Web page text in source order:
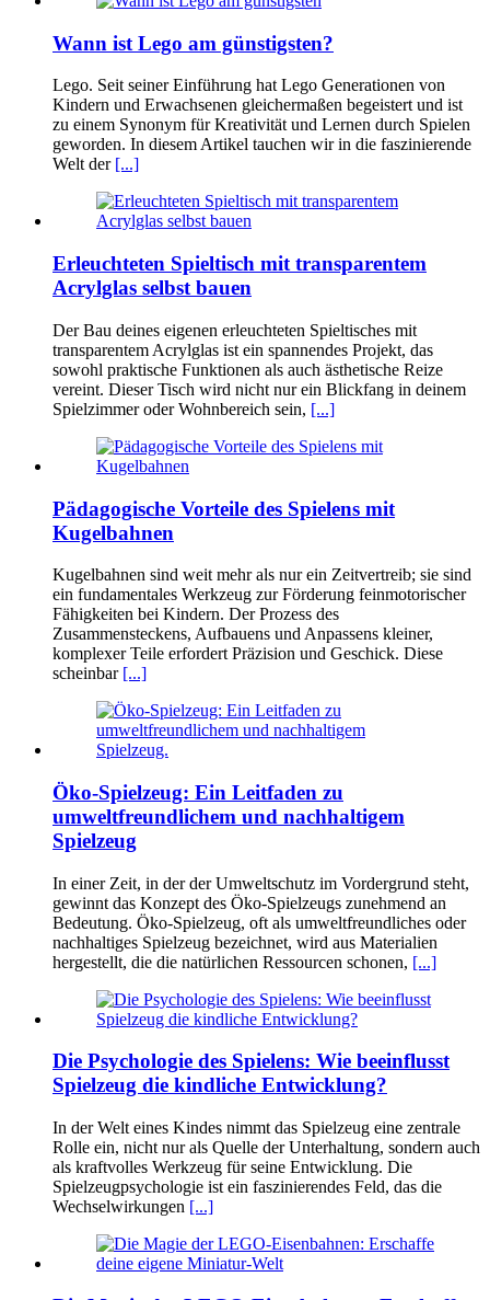
Wann ist Lego am günstigsten?
Lego. Seit seiner Einführung hat Lego Generationen von
Kindern und Erwachsenen gleichermaßen begeistert und ist
zu einem Synonym für Kreativität und Lernen durch Spielen
geworden. In diesem Artikel tauchen wir in die faszinierende
Welt der [...]
Erleuchteten Spieltisch mit transparentem
Acrylglas selbst bauen
Der Bau deines eigenen erleuchteten Spieltisches mit
transparentem Acrylglas ist ein spannendes Projekt, das
sowohl praktische Funktionen als auch ästhetische Reize
vereint. Dieser Tisch wird nicht nur ein Blickfang in deinem
Spielzimmer oder Wohnbereich sein, [...]
Pädagogische Vorteile des Spielens mit
Kugelbahnen
Kugelbahnen sind weit mehr als nur ein Zeitvertreib; sie sind
ein fundamentales Werkzeug zur Förderung feinmotorischer
Fähigkeiten bei Kindern. Der Prozess des
Zusammensteckens, Aufbauens und Anpassens kleiner,
komplexer Teile erfordert Präzision und Geschick. Diese
scheinbar [...]
Öko-Spielzeug: Ein Leitfaden zu
umweltfreundlichem und nachhaltigem
Spielzeug
In einer Zeit, in der der Umweltschutz im Vordergrund steht,
gewinnt das Konzept des Öko-Spielzeugs zunehmend an
Bedeutung. Öko-Spielzeug, oft als umweltfreundliches oder
nachhaltiges Spielzeug bezeichnet, wird aus Materialien
hergestellt, die die natürlichen Ressourcen schonen, [...]
Die Psychologie des Spielens: Wie beeinflusst
Spielzeug die kindliche Entwicklung?
In der Welt eines Kindes nimmt das Spielzeug eine zentrale
Rolle ein, nicht nur als Quelle der Unterhaltung, sondern auch
als kraftvolles Werkzeug für seine Entwicklung. Die
Spielzeugpsychologie ist ein faszinierendes Feld, das die
Wechselwirkungen [...]